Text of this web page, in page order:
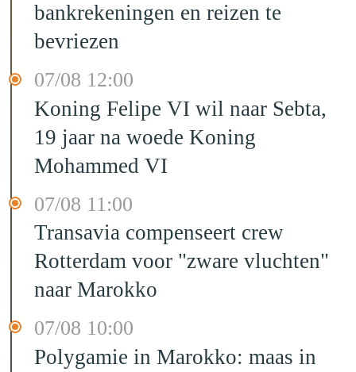
bankrekeningen en reizen te
bevriezen
07/08 12:00
Koning Felipe VI wil naar Sebta,
19 jaar na woede Koning
Mohammed VI
07/08 11:00
Transavia compenseert crew
Rotterdam voor "zware vluchten"
naar Marokko
07/08 10:00
Polygamie in Marokko: maas in